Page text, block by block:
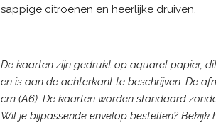
sappige citroenen en heerlijke druiven.
De kaarten zijn gedrukt op aquarel papier,
en is aan de achterkant te beschrijven. De
cm (A6). De kaarten worden standaard
Wil je bijpassende envelop bestellen? Bekijk